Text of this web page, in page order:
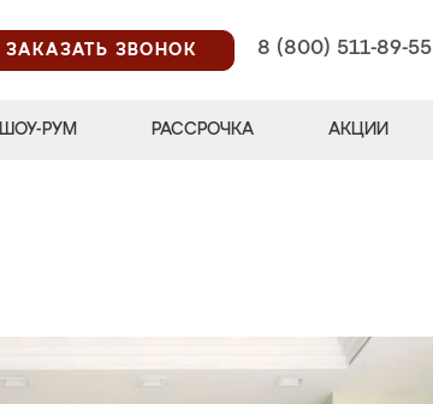
ЗАКАЗАТЬ ЗВОНОК
8 (800) 511-89-55
ШОУ-РУМ РАССРОЧКА АКЦИИ